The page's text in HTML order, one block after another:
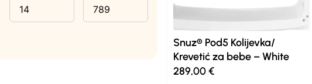
Madraci
Putni krevetići 5
Snuz® Pod5 Kolijevka/
Krevetić za bebe – White
289,00€